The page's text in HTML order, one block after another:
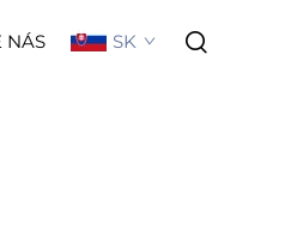
NÁS SK